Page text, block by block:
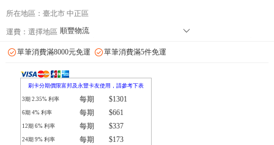
所在地區：臺北市 中正區
運費： 選擇地區 順豐物流 󰄘
郵局
單筆消費滿8000元免運 單筆消費滿5件免運
刷卡分期價限富邦及永豐卡友使用，請參考下表
3期 2.35% 利率 每期 $1301
6期 4% 利率 每期 $661
12期 6% 利率 每期 $337
24期 9% 利率 每期 $173